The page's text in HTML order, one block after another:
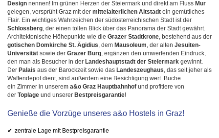
Design nennen! Im grünen Herzen der Steiermark und direkt am Fluss Mur
gelegen, versprüht Graz mit der mittelalterlichen Altstadt ein gemütliches
Flair. Ein wichtiges Wahrzeichen der südösterreichischen Stadt ist der
Schlossberg, der einen tollen Blick über das Panorama der Stadt gewährt.
Architektonische Höhepunkte wie die Grazer Stadtkrone, bestehend aus der
gotischen Domkirche St. Ägidius, dem Mausoleum, der alten Jesuiten-
Universität sowie der Grazer Burg, ergänzen den umwerfenden Eindruck,
den man als Besucher in der Landeshauptstadt der Steiermark gewinnt.
Der Palais aus der Barockzeit sowie das Landeszeughaus, das seit jeher als
Waffendepot dient, sind außerdem eine Besichtigung wert. Buche
ein Zimmer in unserem a&o Graz Hauptbahnhof und profitiere von
der Toplage und unserer Bestpreisgarantie!
Genieße die Vorzüge unseres a&o Hostels in Graz!
zentrale Lage mit Bestpreisgarantie